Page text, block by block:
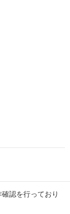
認を行っており